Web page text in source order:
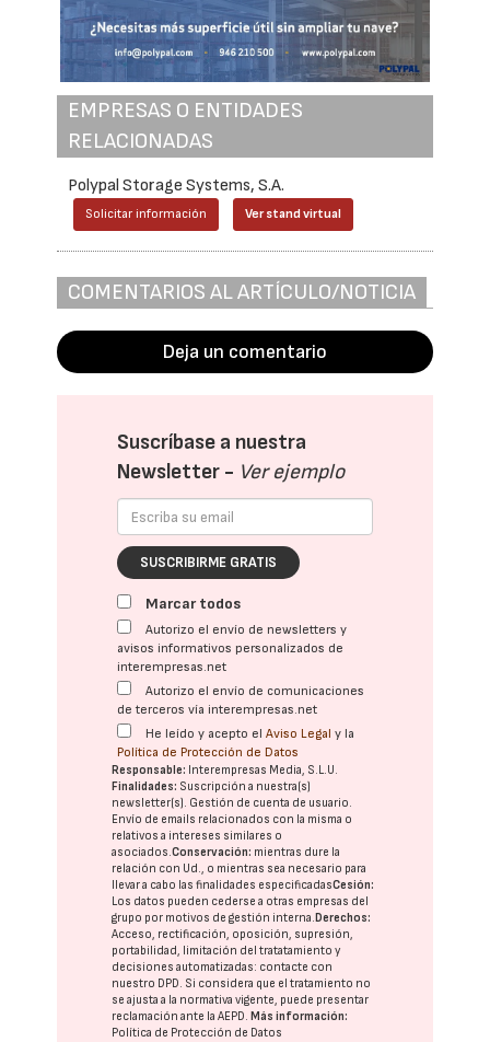
EMPRESAS O ENTIDADES
RELACIONADAS
Polypal Storage Systems, S.A.
Solicitar información Ver stand virtual
COMENTARIOS AL ARTÍCULO/NOTICIA
Deja un comentario
Suscríbase a nuestra
Newsletter - Ver ejemplo
SUSCRIBIRME GRATIS
Marcar todos
Autorizo el envío de newsletters y
avisos informativos personalizados de
interempresas.net
Autorizo el envío de comunicaciones
de terceros vía interempresas.net
He leído y acepto elAviso Legal y la
Política de Protección de Datos
Responsable: Interempresas Media, S.L.U.
Finalidades: Suscripción a nuestra(s)
newsletter(s). Gestión de cuenta de usuario.
Envío de emails relacionados con la misma o
relativos a intereses similares o
asociados.Conservación: mientras dure la
relación con Ud., o mientras sea necesario para
llevar a cabo las finalidades especificadasCesión:
Los datos pueden cederse a otras empresas del
grupo por motivos de gestión interna. Derechos:
Acceso, rectificación, oposición, supresión,
portabilidad, limitación del tratatamiento y
decisiones automatizadas: contacte con
nuestro DPD. Si considera que el tratamiento no
se ajusta a la normativa vigente, puede presentar
reclamación ante laAEPD. Más información:
Política de Protección de Datos